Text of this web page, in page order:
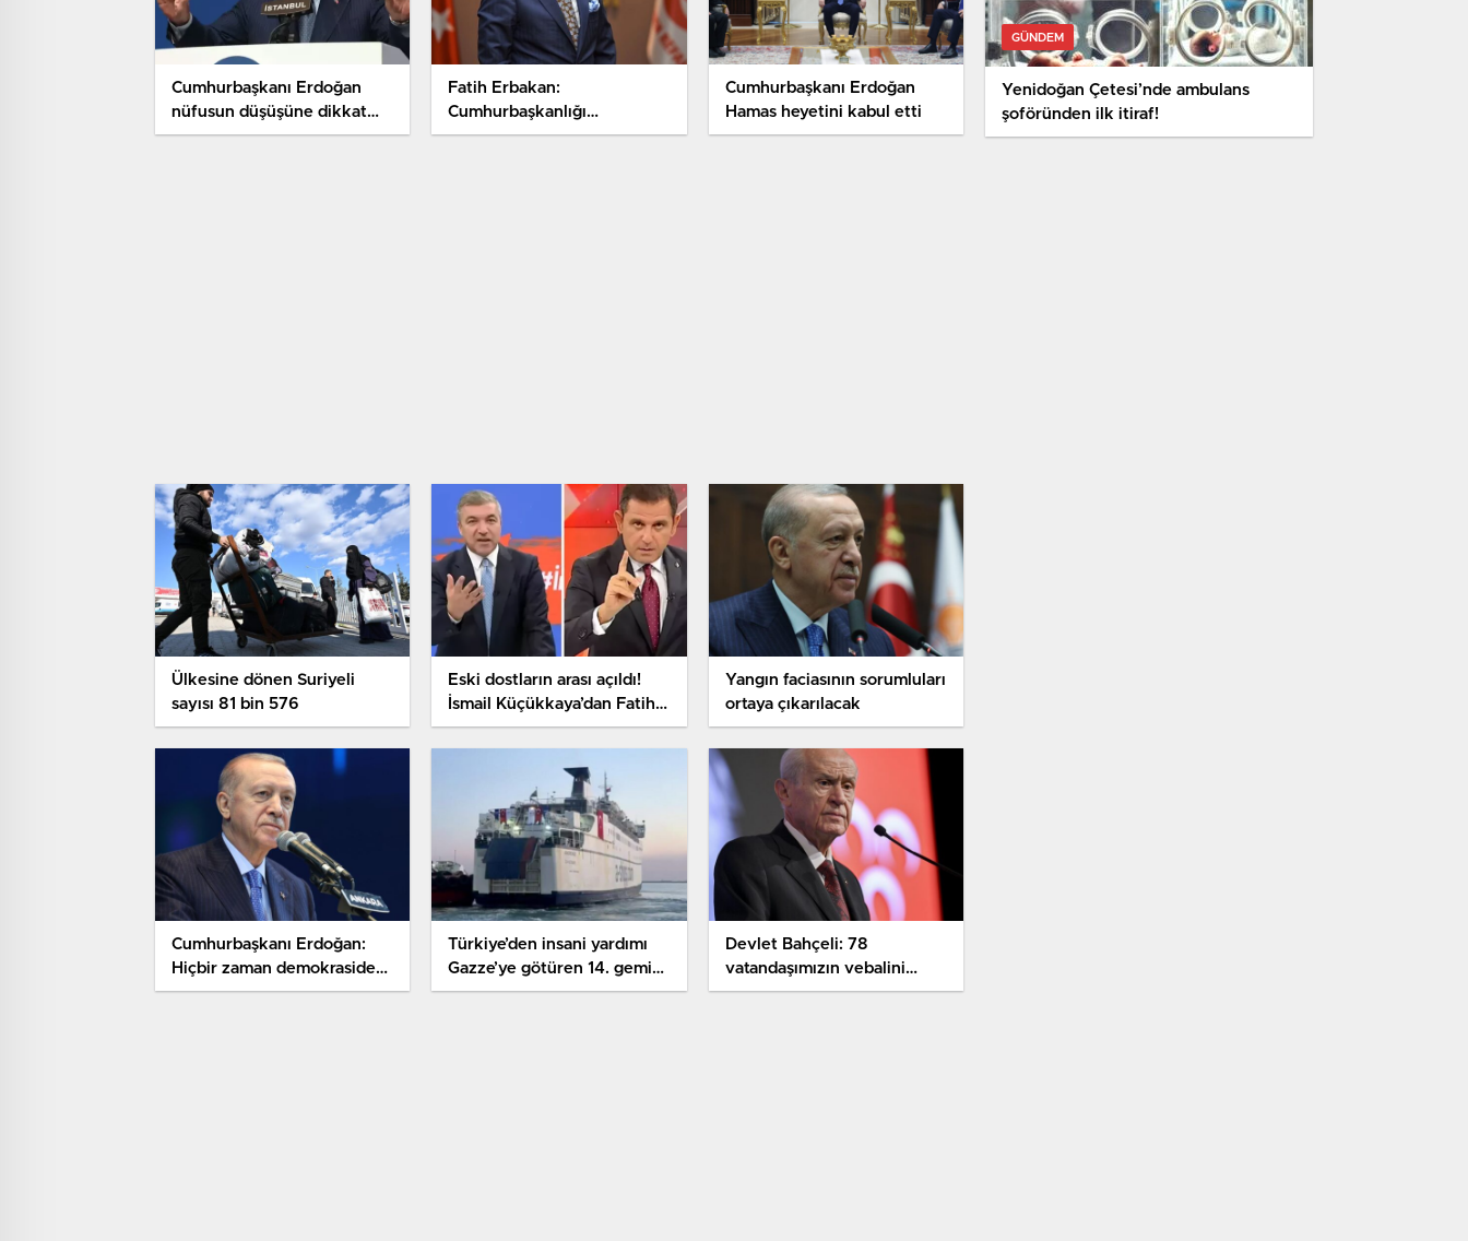
Cumhurbaşkanı Erdoğan
nüfusun düşüşüne dikkat
çekti
Fatih Erbakan:
Cumhurbaşkanlığı
Seçimlerinde Aday
Cumhurbaşkanı Erdoğan
Hamas heyetini kabul etti
Ülkesine dönen Suriyeli
sayısı 81 bin 576
Eski dostların arası açıldı!
İsmail Küçükkaya’dan Fatih
Portakal’a ağır sözler
Yangın faciasının sorumluları
ortaya çıkarılacak
Cumhurbaşkanı Erdoğan:
Hiçbir zaman demokrasiden
sapmadık
Türkiye’den insani yardımı
Gazze’ye götüren 14. gemi
yola çıktı
Devlet Bahçeli: 78
vatandaşımızın vebalini
taşıyanlar hesabını tek tek
GÜNDEM
Yenidoğan Çetesi’nde ambulans
şoföründen ilk itiraf!